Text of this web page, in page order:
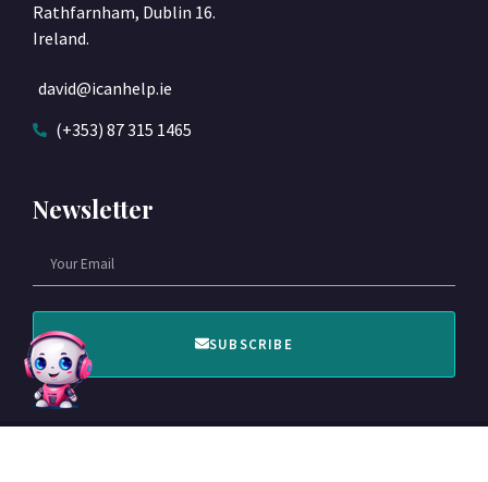
Rathfarnham, Dublin 16.
Ireland.
david@icanhelp.ie
(+353) 87 315 1465
Newsletter
SUBSCRIBE